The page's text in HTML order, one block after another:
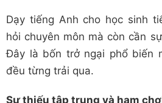
Dạy tiếng Anh cho học sinh
hỏi chuyên môn mà còn cần
Đây là bốn trở ngại phổ biến
đều từng trải qua.
Sự thiếu tập trung và ham